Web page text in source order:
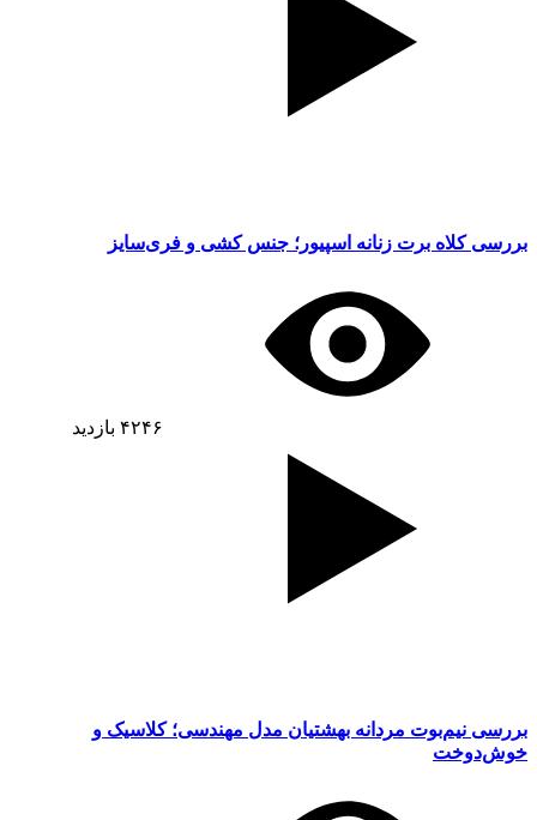
بررسی کلاه برت زنانه اسپیور؛ جنس کشی و فری‌سایز
۴۲۴۶ بازدید
بررسی نیم‌بوت مردانه بهشتیان مدل مهندسی؛ کلاسیک و
خوش‌دوخت